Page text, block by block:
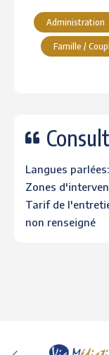
Administration
Famille /
Langues
Zones
Tarif de
non renseigné